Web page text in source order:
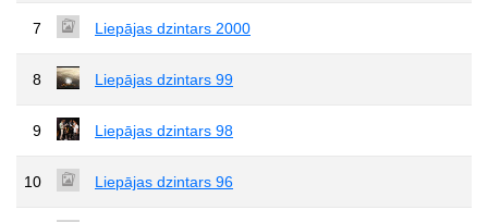
7 Liepājas dzintars 2000
8 Liepājas dzintars 99
9 Liepājas dzintars 98
10 Liepājas dzintars 96